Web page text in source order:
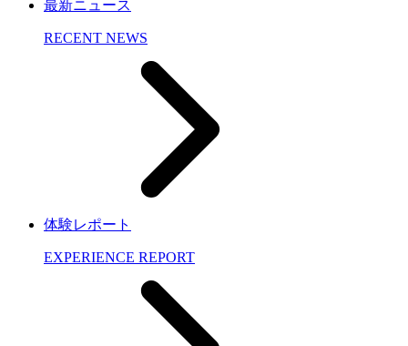
最新ニュース
RECENT NEWS
体験レポート
EXPERIENCE REPORT